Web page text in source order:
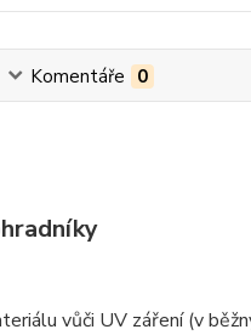
Komentáře 0
vůči UV záření (v